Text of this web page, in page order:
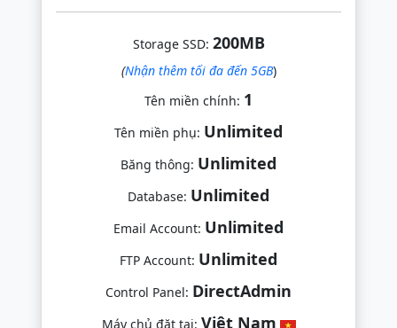
Storage SSD: 200MB
(Nhận thêm tối đa đến 5GB)
Tên miền chính: 1
Tên miền phụ: Unlimited
Băng thông: Unlimited
Database: Unlimited
Email Account: Unlimited
FTP Account: Unlimited
Control Panel: DirectAdmin
Máy chủ đặt tại: Việt Nam